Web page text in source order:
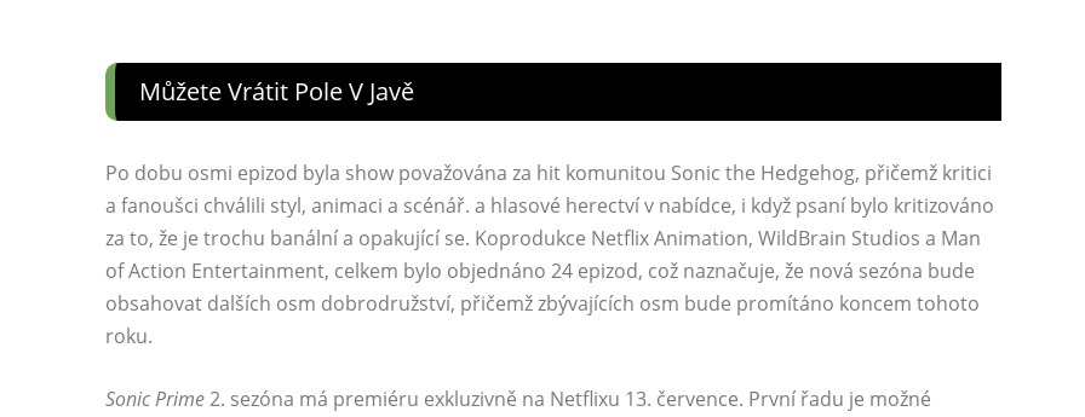
Můžete Vrátit Pole V Javě
Po dobu osmi epizod byla show považována za hit komunitou Sonic the Hedgehog, přičemž kritici
a fanoušci chválili styl, animaci a scénář. a hlasové herectví v nabídce, i když psaní bylo kritizováno
za to, že je trochu banální a opakující se. Koprodukce Netflix Animation, WildBrain Studios a Man
of Action Entertainment, celkem bylo objednáno 24 epizod, což naznačuje, že nová sezóna bude
obsahovat dalších osm dobrodružství, přičemž zbývajících osm bude promítáno koncem tohoto
roku.
Sonic Prime2. sezóna má premiéru exkluzivně na Netflixu 13. července. První řadu je možné